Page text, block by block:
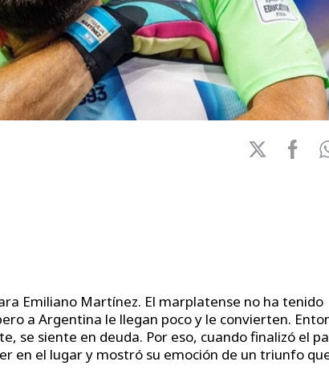
Emiliano Martínez. El marplatense no ha tenido
a Argentina le llegan poco y le convierten.
se siente en deuda. Por eso, cuando finalizó el
en el lugar y mostró su emoción de un triunfo